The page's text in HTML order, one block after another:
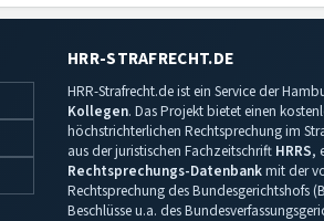
HRR-STRAFRECHT.DE
HRR-Strafrecht.de ist ein Service der
Kollegen. Das Projekt bietet einen
höchstrichterlichen Rechtsprechung im
aus der juristischen Fachzeitschrift HRRS,
Rechtsprechungs-Datenbankmit der
Rechtsprechung des Bundesgerichtshofs
Beschlüsse u.a. des